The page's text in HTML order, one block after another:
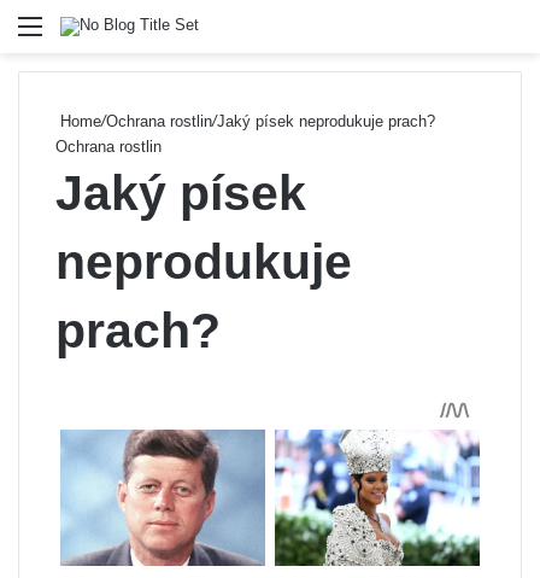
Menu
Home/Ochrana rostlin/Jaký písek neprodukuje prach?
Ochrana rostlin
Jaký písek
neprodukuje
prach?